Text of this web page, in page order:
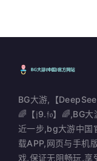
BG大游,【
🌈【𝔧9.𝔣𝔬】🌈,BG
近一步,bg大游中国
载APP,网页与手机
戏,保证无阻畅玩,享